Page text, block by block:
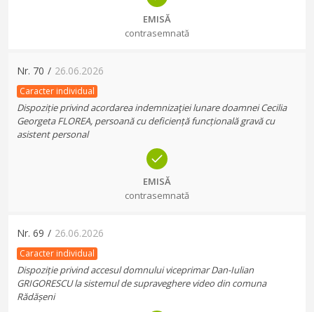
EMISĂ
contrasemnată
Nr. 70 / 26.06.2026
Caracter individual
Dispoziție privind acordarea indemnizaţiei lunare doamnei Cecilia
Georgeta FLOREA, persoană cu deficiență funcțională gravă cu
asistent personal
EMISĂ
contrasemnată
Nr. 69 / 26.06.2026
Caracter individual
Dispoziție privind accesul domnului viceprimar Dan-Iulian
GRIGORESCU la sistemul de supraveghere video din comuna
Rădășeni